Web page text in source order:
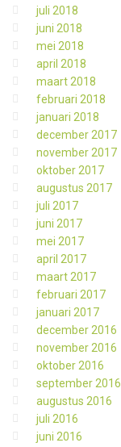
juli 2018
juni 2018
mei 2018
april 2018
maart 2018
februari 2018
januari 2018
december 2017
november 2017
oktober 2017
augustus 2017
juli 2017
juni 2017
mei 2017
april 2017
maart 2017
februari 2017
januari 2017
december 2016
november 2016
oktober 2016
september 2016
augustus 2016
juli 2016
juni 2016